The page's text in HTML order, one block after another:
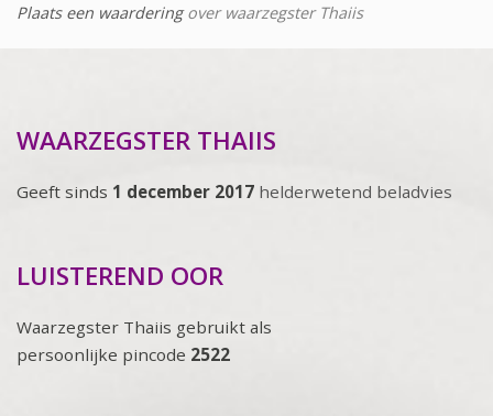
Plaats een waarderingover waarzegster Thaiis
WAARZEGSTER THAIIS
Geeft sinds 1 december 2017 helderwetend beladvies
LUISTEREND OOR
Waarzegster Thaiis gebruikt als
persoonlijke pincode 2522